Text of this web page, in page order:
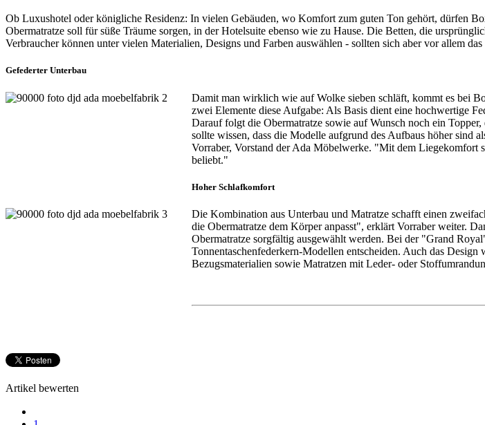
Ob Luxushotel oder königliche Residenz: In vielen Gebäuden, wo Komfort zum guten Ton gehört, dürfen
Obermatratze soll für süße Träume sorgen, in der Hotelsuite ebenso wie zu Hause. Die Betten, die
Verbraucher können unter vielen Materialien, Designs und Farben auswählen - sollten sich aber vor allem
Gefederter Unterbau
Damit man wirklich wie auf Wolke sieben schläft, kommt es bei
zwei Elemente diese Aufgabe: Als Basis dient eine hochwertige
Darauf folgt die Obermatratze sowie auf Wunsch noch ein
sollte wissen, dass die Modelle aufgrund des Aufbaus höher sind
Vorraber, Vorstand der Ada Möbelwerke. "Mit dem Liegekomfort
beliebt."
Hoher Schlafkomfort
Die Kombination aus Unterbau und Matratze schafft einen
die Obermatratze dem Körper anpasst", erklärt Vorraber weiter.
Obermatratze sorgfältig ausgewählt werden. Bei der "Grand
Tonnentaschenfederkern-Modellen entscheiden. Auch das
Bezugsmaterialien sowie Matratzen mit Leder- oder
Artikel bewerten